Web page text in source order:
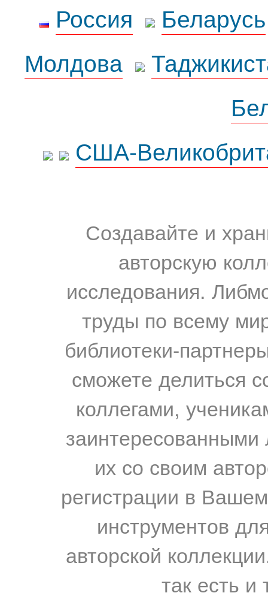
Россия
Беларусь
Молдова
США-
Создавайте и
авторскую
исследования.
труды по всему
библиотеки-
сможете делиться
коллегами,
их со своим
регистрации в
инструментов
авторской
так есть и